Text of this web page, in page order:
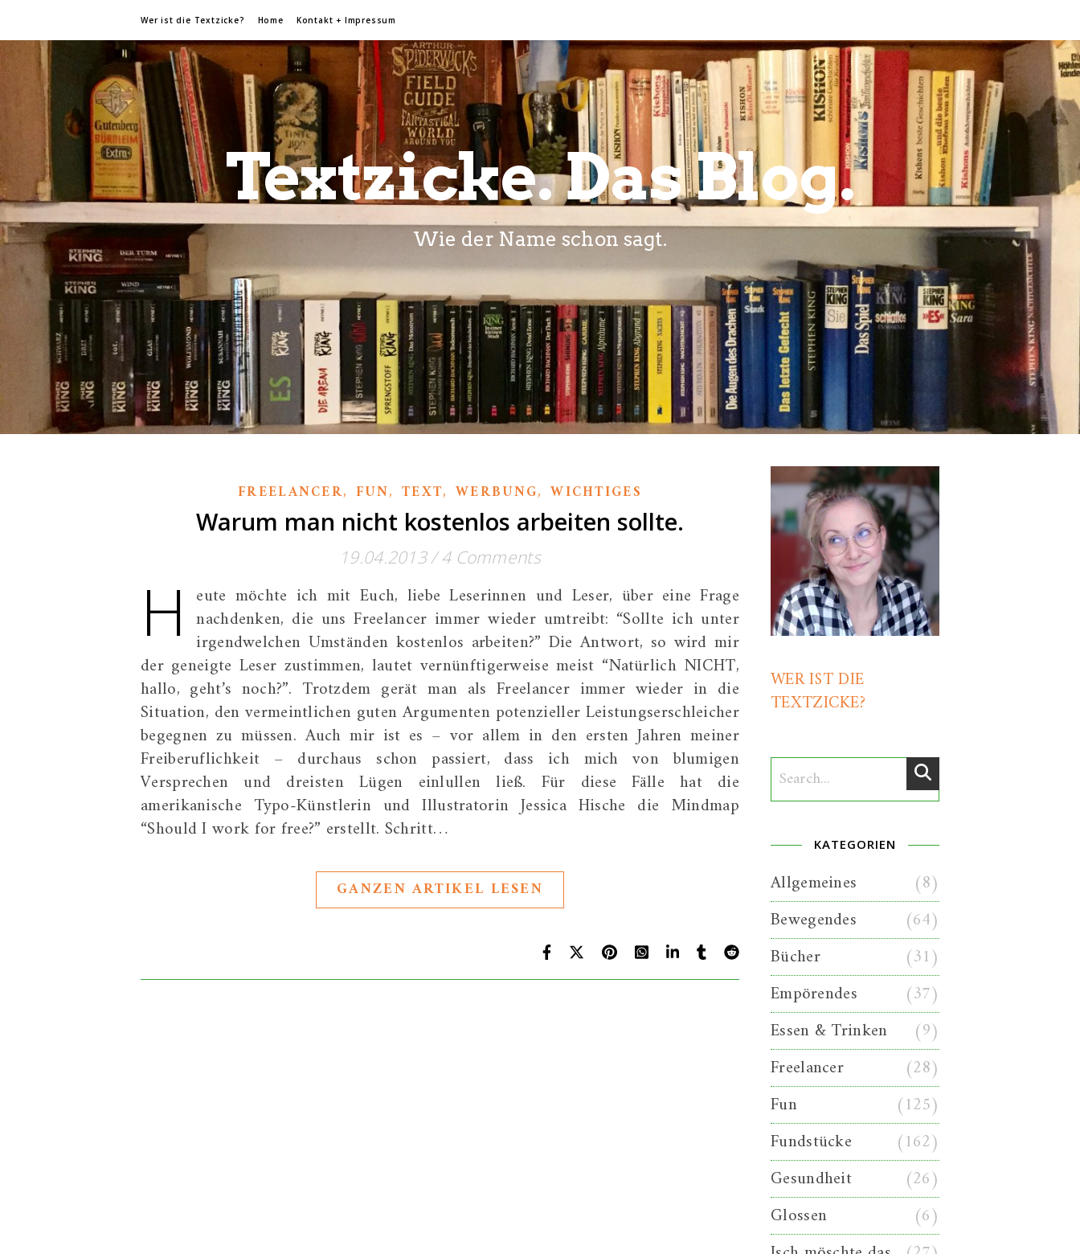
Wer ist die Textzicke? Home Kontakt + Impressum
Textzicke. Das Blog.
Wie der Name schon sagt.
FREELANCER,FUN, TEXT,WERBUNG,WICHTIGES
Warum man nicht kostenlos arbeiten sollte.
19.04.2013/ 4 Comments
H eute möchte ich mit Euch, liebe Leserinnen und Leser, über eine Frage
nachdenken, die uns Freelancer immer wieder umtreibt: “Sollte ich unter
irgendwelchen Umständen kostenlos arbeiten?” Die Antwort, so wird mir
der geneigte Leser zustimmen, lautet vernünftigerweise meist “Natürlich NICHT,
hallo, geht’s noch?”. Trotzdem gerät man als Freelancer immer wieder in die
Situation, den vermeintlichen guten Argumenten potenzieller Leistungserschleicher
begegnen zu müssen. Auch mir ist es – vor allem in den ersten Jahren meiner
Freiberuflichkeit – durchaus schon passiert, dass ich mich von blumigen
Versprechen und dreisten Lügen einlullen ließ. Für diese Fälle hat die
amerikanische Typo-Künstlerin und Illustratorin Jessica Hische die Mindmap
“Should I work for free?” erstellt. Schritt…
GANZEN ARTIKEL LESEN
WER IST DIE
TEXTZICKE?
KATEGORIEN
Allgemeines
(8)
Bewegendes
(64)
Bücher
(31)
Empörendes
(37)
Essen & Trinken
(9)
Freelancer
(28)
Fun
(125)
Fundstücke
(162)
Gesundheit
(26)
Glossen
(6)